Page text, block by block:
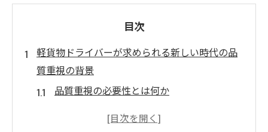
目次
軽貨物ドライバーが求められる新しい時代の品
質重視の背景
品質重視の必要性とは何か
顧客満足度が重視される理由